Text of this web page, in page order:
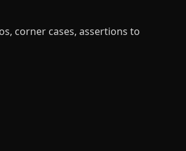
corner cases, assertions to